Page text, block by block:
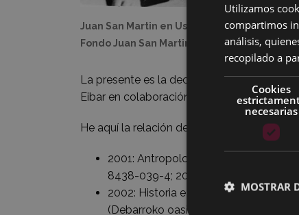
Juan San Martin en Usartza recibiendo una
Fondo Juan San Martin.
La presente es la decimocuarta edición
Eibar en colaboración con la Udako
He aquí la relación de los trabajos becados
2001: Antropología y Filología. Patxi
8438-039-4; 2003).
2002: Historia e historia del arte.
(Debarroko oasi liberala; 978-84-
Utilizamos
compartimos
análisis,
recopilado a
Cookies
necesarias
MOSTRAR